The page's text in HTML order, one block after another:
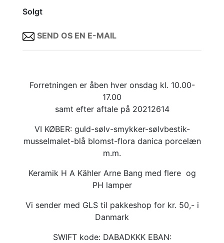
Solgt
SEND OS EN E-MAIL
Forretningen er åben hver onsdag kl. 10.00-
17.00
samt efter aftale på 20212614
VI KØBER: guld-sølv-smykker-sølvbestik-
musselmalet-blå blomst-flora danica porcelæn
m.m.
Keramik H A Kähler Arne Bang med flere og
PH lamper
Vi sender med GLS til pakkeshop for kr. 50,- i
Danmark
SWIFT kode: DABADKKK EBAN: